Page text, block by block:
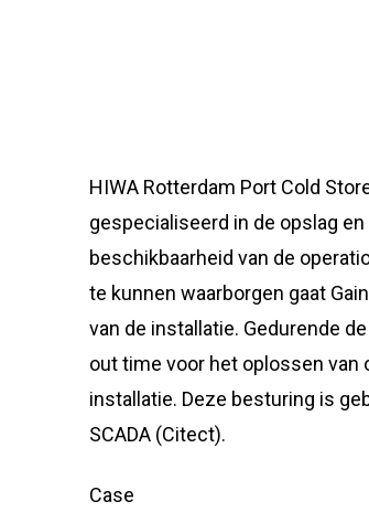
HIWA Rotterdam Port Cold
gespecialiseerd in de opslag
beschikbaarheid van de
te kunnen waarborgen gaat
van de installatie. Gedurende
out time voor het oplossen van
installatie. Deze besturing is
SCADA (Citect).
Case